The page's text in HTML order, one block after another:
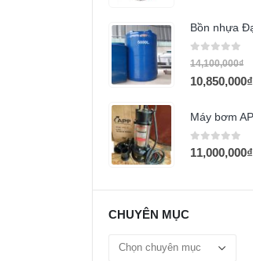
0 out of 5
14,100,000₫
10,850,000₫
0 out of 5
11,000,000₫
CHUYÊN MỤC
Chuyên